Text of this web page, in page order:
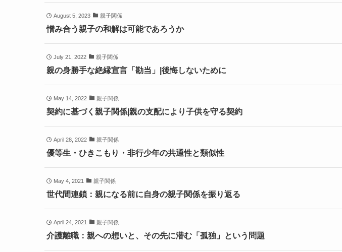
August 5, 2023 親子関係
憎み合う親子の和解は可能であろうか
July 21, 2022 親子関係
親の身勝手な絶縁宣言「勘当」|後悔しないために
May 14, 2022 親子関係
契約に基づく親子関係|親の支配により子供を守る契約
April 28, 2022 親子関係
優等生・ひきこもり・非行少年の共通性と類似性
May 4, 2021 親子関係
世代間連鎖：親になる前に自身の親子関係を振り返る
April 24, 2021 親子関係
介護離職：親への想いと、その先に潜む「孤独」という問題